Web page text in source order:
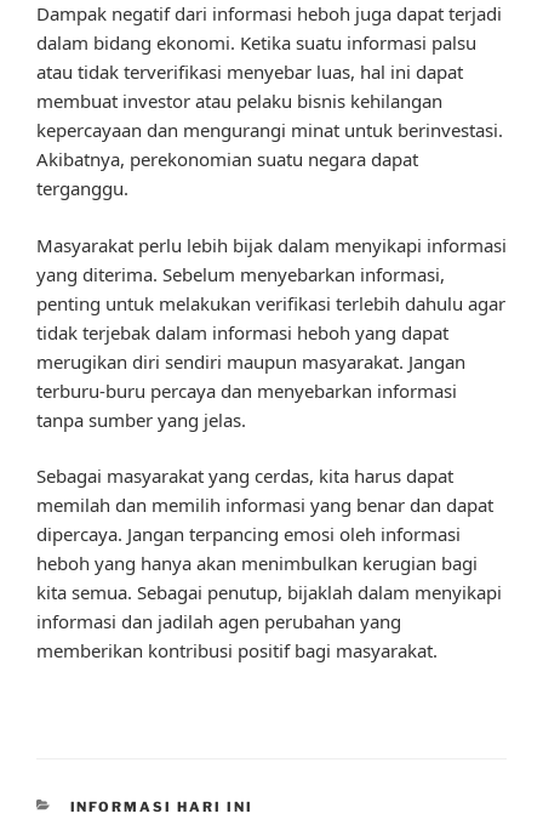
Dampak negatif dari informasi heboh juga dapat terjadi
dalam bidang ekonomi. Ketika suatu informasi palsu
atau tidak terverifikasi menyebar luas, hal ini dapat
membuat investor atau pelaku bisnis kehilangan
kepercayaan dan mengurangi minat untuk berinvestasi.
Akibatnya, perekonomian suatu negara dapat
terganggu.
Masyarakat perlu lebih bijak dalam menyikapi informasi
yang diterima. Sebelum menyebarkan informasi,
penting untuk melakukan verifikasi terlebih dahulu agar
tidak terjebak dalam informasi heboh yang dapat
merugikan diri sendiri maupun masyarakat. Jangan
terburu-buru percaya dan menyebarkan informasi
tanpa sumber yang jelas.
Sebagai masyarakat yang cerdas, kita harus dapat
memilah dan memilih informasi yang benar dan dapat
dipercaya. Jangan terpancing emosi oleh informasi
heboh yang hanya akan menimbulkan kerugian bagi
kita semua. Sebagai penutup, bijaklah dalam menyikapi
informasi dan jadilah agen perubahan yang
memberikan kontribusi positif bagi masyarakat.
CATEGORIES
INFORMASI HARI INI